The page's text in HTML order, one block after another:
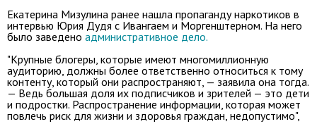
Екатерина Мизулина ранее нашла пропаганду наркотиков в
интервью Юрия Дудя с Ивангаем и Моргенштерном. На него
было заведено административное дело.
"Крупные блогеры, которые имеют многомиллионную
аудиторию, должны более ответственно относиться к тому
контенту, который они распространяют, — заявила она тогда.
— Ведь большая доля их подписчиков и зрителей — это дети
и подростки. Распространение информации, которая может
повлечь риск для жизни и здоровья граждан, недопустимо",